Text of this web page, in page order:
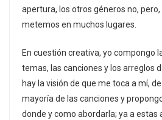
apertura, los otros géneros no, pero,
metemos en muchos lugares.
En cuestión creativa, yo compongo
temas, las canciones y los arreglos
hay la visión de que me toca a mí,
mayoría de las canciones y
donde y como abordarla; ya a estas